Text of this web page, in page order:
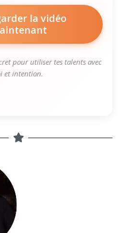
la vidéo
pour utiliser tes talents avec
et intention.